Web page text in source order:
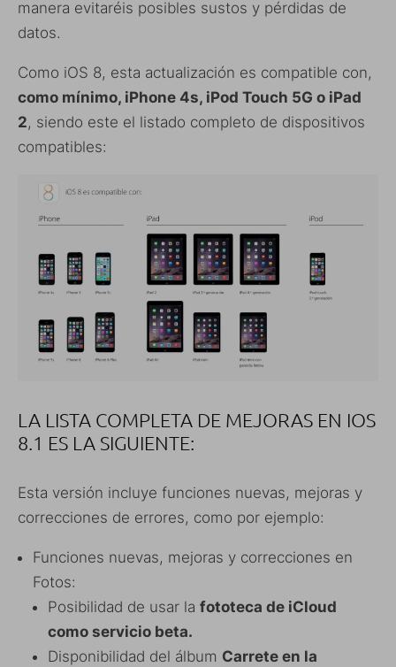
manera evitaréis posibles sustos y pérdidas de
datos.
Como iOS 8, esta actualización es compatible con,
como mínimo, iPhone 4s, iPod Touch 5G o iPad
2, siendo este el listado completo de dispositivos
compatibles:
LA LISTA COMPLETA DE MEJORAS EN IOS
8.1 ES LA SIGUIENTE:
Esta versión incluye funciones nuevas, mejoras y
correcciones de errores, como por ejemplo:
Funciones nuevas, mejoras y correcciones en
Fotos:
Posibilidad de usar la fototeca de iCloud
como servicio beta.
Disponibilidad del álbum Carrete en la